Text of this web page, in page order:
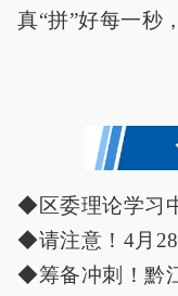
真“拼”好每一秒
◆区委理论学习
◆请注意！4月
◆筹备冲刺！黔